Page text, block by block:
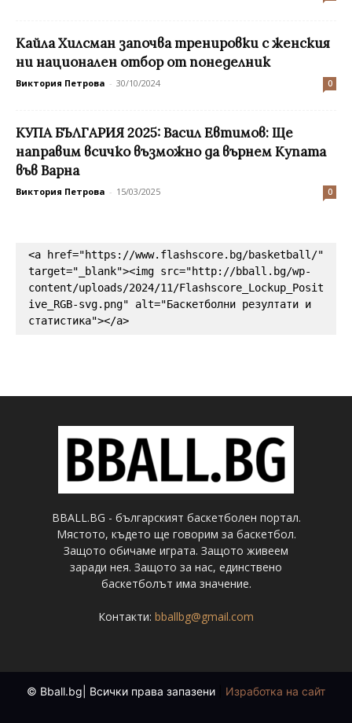
Кайла Хилсман започва тренировки с женския
ни национален отбор от понеделник
Виктория Петрова - 30/10/2024 0
КУПА БЪЛГАРИЯ 2025: Васил Евтимов: Ще
направим всичко възможно да върнем Купата
във Варна
Виктория Петрова - 15/03/2025 0
<a href="https://www.flashscore.bg/basketball/"
target="_blank"><img src="http://bball.bg/wp-
content/uploads/2024/11/Flashscore_Lockup_Posit
ive_RGB-svg.png" alt="Баскетболни резултати и
статистика"></a>
BBALL.BG - българският баскетболен портал.
Мястото, където ще говорим за баскетбол.
Защото обичаме играта. Защото живеем
заради нея. Защото за нас, единствено
баскетболът има значение.
Контакти: bballbg@gmail.com
© Bball.bg| Всички права запазени Изработка на сайт